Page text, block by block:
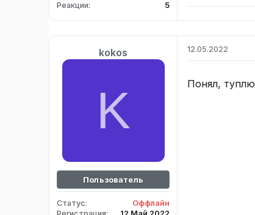
Реакции
5
kokos
K
Пользователь
Статус
Оффлайн
12.05.2022
Понял, туплю